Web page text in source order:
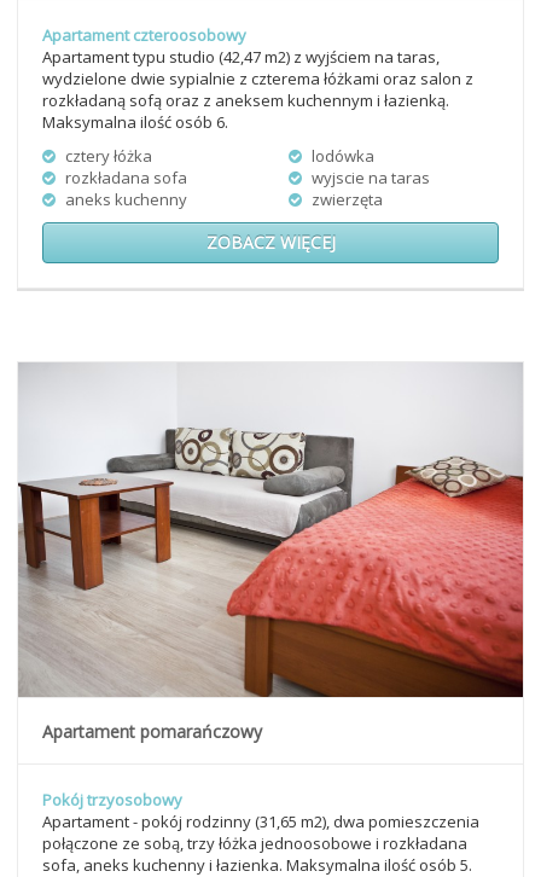
Apartament czteroosobowy
Apartament typu studio (42,47 m2) z wyjściem na taras,
wydzielone dwie sypialnie z czterema łóżkami oraz salon z
rozkładaną sofą oraz z aneksem kuchennym i łazienką.
Maksymalna ilość osób 6.
cztery łóżka
rozkładana sofa
aneks kuchenny
lodówka
wyjscie na taras
zwierzęta
ZOBACZ WIĘCEJ
Apartament pomarańczowy
Pokój trzyosobowy
Apartament - pokój rodzinny (31,65 m2), dwa pomieszczenia
połączone ze sobą, trzy łóżka jednoosobowe i rozkładana
sofa, aneks kuchenny i łazienka. Maksymalna ilość osób 5.